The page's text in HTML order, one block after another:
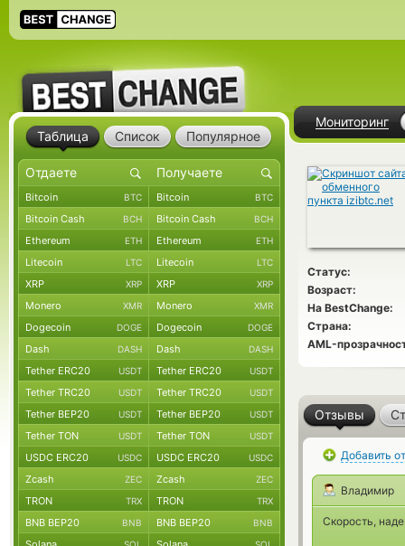
Мониторинг
Статус:
Возраст:
На BestChange:
Страна:
AML-
Отзывы
Добавить
Владимир
Скорость,
Таблица Список Популярное
Bitcoin BTC Bitcoin BTC
Bitcoin Cash BCH Bitcoin Cash BCH
Ethereum ETH Ethereum ETH
Litecoin LTC Litecoin LTC
XRP XRP XRP XRP
Monero XMR Monero XMR
Dogecoin DOGE Dogecoin DOGE
Dash DASH Dash DASH
Tether ERC20 USDT Tether ERC20 USDT
Tether TRC20 USDT Tether TRC20 USDT
Tether BEP20 USDT Tether BEP20 USDT
Tether TON USDT Tether TON USDT
USDC ERC20 USDC USDC ERC20 USDC
Zcash ZEC Zcash ZEC
TRON TRX TRON TRX
BNB BEP20 BNB BNB BEP20 BNB